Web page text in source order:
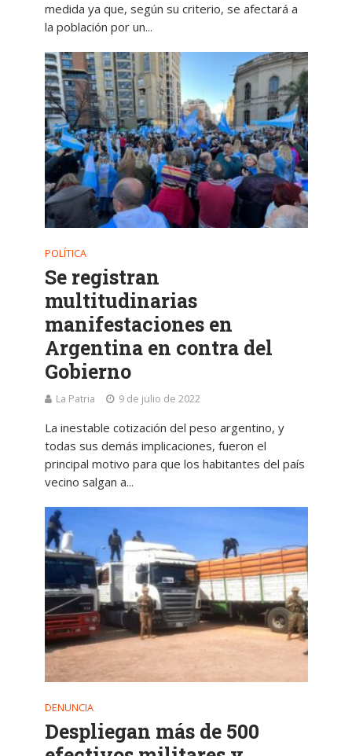
medida ya que, según su criterio, se afectará a
la población por un...
POLÍTICA
Se registran
multitudinarias
manifestaciones en
Argentina en contra del
Gobierno
La Patria 9 de julio de 2022
La inestable cotización del peso argentino, y
todas sus demás implicaciones, fueron el
principal motivo para que los habitantes del país
vecino salgan a...
DENUNCIA
Despliegan más de 500